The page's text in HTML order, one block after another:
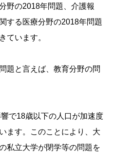
野の2018年問題、介護報
する医療分野の2018年問題
ています。
題と言えば、教育分野の問
で18歳以下の人口が加速度
ます。このことにより、大
私立大学が閉学等の問題を